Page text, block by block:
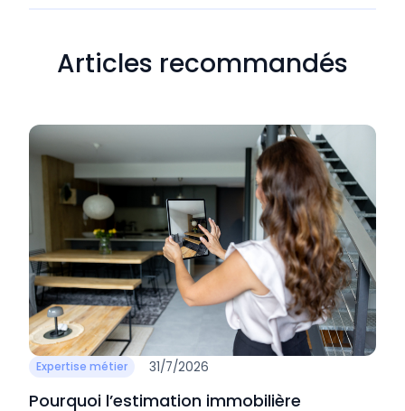
Articles recommandés
Expertise métier 31/7/2026
Pourquoi l’estimation immobilière